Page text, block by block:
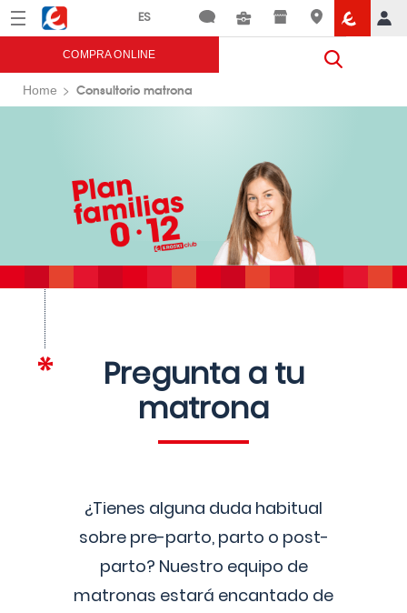
Menú Eroski
COMPRA ONLINE
Home Consultorio matrona
Pregunta a tu
matrona
¿Tienes alguna duda habitual
sobre pre-parto, parto o post-
parto? Nuestro equipo de
matronas estará encantado de